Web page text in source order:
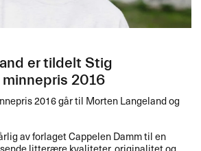
er tildelt Stig
2016
2016 går til Morten Langeland og
av forlaget Cappelen Damm til en